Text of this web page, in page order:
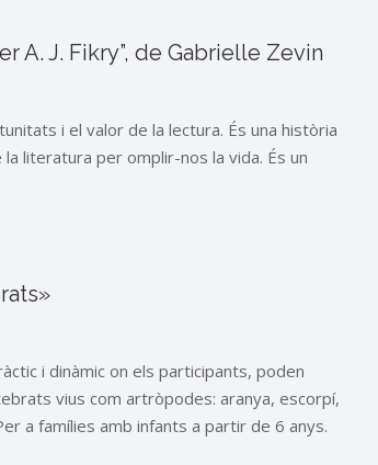
A. J. Fikry”, de Gabrielle Zevin
i el valor de la lectura. És una història
literatura per omplir-nos la vida. És un
i dinàmic on els participants, poden
vius com artròpodes: aranya, escorpí,
a famílies amb infants a partir de 6 anys.